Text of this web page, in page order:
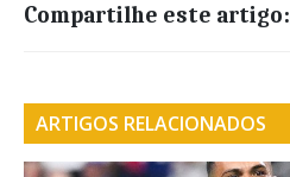
Compartilhe este artigo:
ARTIGOS RELACIONADOS